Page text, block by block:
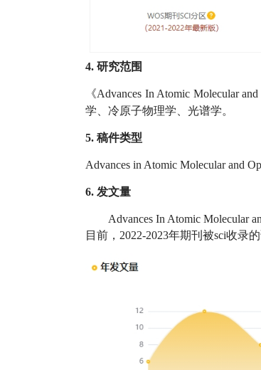
4. 研究范围
《Advances In Atomic Molecular
学、冷原子物理学、光谱学。
5. 稿件类型
Advances in Atomic Molecular and
6. 发文量
Advances In Atomic Molecular
目前，2022-2023年期刊被sci收录的